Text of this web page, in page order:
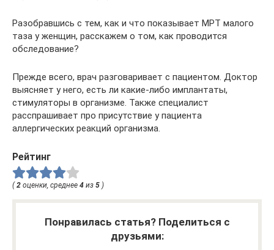
Разобравшись с тем, как и что показывает МРТ малого
таза у женщин, расскажем о том, как проводится
обследование?
Прежде всего, врач разговаривает с пациентом. Доктор
выясняет у него, есть ли какие-либо имплантаты,
стимуляторы в организме. Также специалист
расспрашивает про присутствие у пациента
аллергических реакций организма.
Рейтинг
( 2 оценки, среднее 4 из 5 )
Понравилась статья? Поделиться с
друзьями: